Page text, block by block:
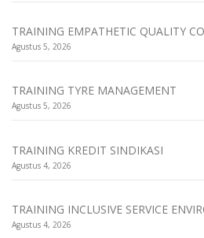
TRAINING EMPATHETIC QUALITY
Agustus 5, 2026
TRAINING TYRE MANAGEMENT
Agustus 5, 2026
TRAINING KREDIT SINDIKASI
Agustus 4, 2026
TRAINING INCLUSIVE SERVICE
Agustus 4, 2026